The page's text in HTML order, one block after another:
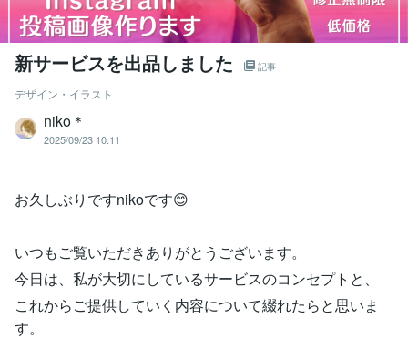
新サービスを出品しました 記事
デザイン・イラスト
niko＊
2025/09/23 10:11
お久しぶりですnikoです😊
いつもご覧いただきありがとうございます。
今日は、私が大切にしているサービスのコンセプトと、
これからご提供していく内容について綴れたらと思いま
す。